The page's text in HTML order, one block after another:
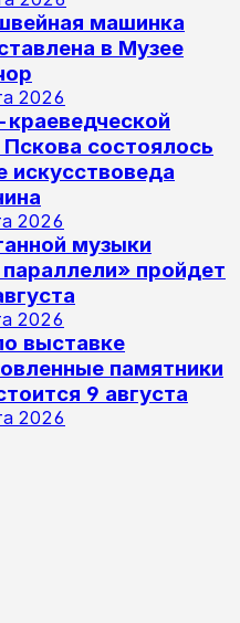
машинка
в Музее
2026
состоялось
искусствоведа
2026
музыки
пройдет
2026
выставке
памятники
9 августа
2026